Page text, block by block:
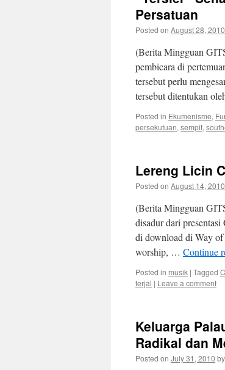
Persatuan
Posted on August 28, 2010
(Berita Mingguan
pembicara di
tersebut perlu
tersebut ditentukan
Posted in Ekumenisme,
persekutuan, sempit,
Lereng Licin
Posted on August 14, 2010
(Berita Mingguan
disadur dari
di download di Way
worship, … Continue
Posted in musik | Tagged
terjal | Leave a comment
Keluarga
Radikal dan
Posted on July 31, 2010 by